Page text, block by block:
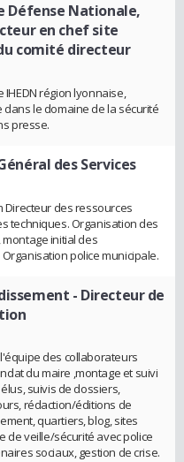
Défense Nationale,
en chef site
comité directeur
région lyonnaise,
le domaine de la sécurité
presse.
des Services
Directeur des ressources
techniques. Organisation des
initial des
police municipale.
- Directeur de
des collaborateurs
du maire ,montage et suivi
suivis de dossiers,
rédaction/éditions de
quartiers, blog, sites
de veille/sécurité avec police
sociaux, gestion de crise.